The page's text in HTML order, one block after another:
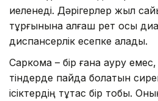
иеленеді. Дәрігерлер жыл
тұрғынына алғаш рет осы
диспансерлік есепке алады.
Саркома – бір ғана ауру
тіндерде пайда болатын сирек
ісіктердің тұтас бір тобы.